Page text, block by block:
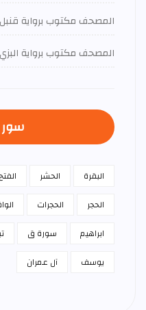
المصحف مكتوب برواية
المصحف مكتوب برواية
سور
البقرة الحشر الفتح
الحجر
الحجرات
ابراهيم
سورة ق
يوسف
آل عمران